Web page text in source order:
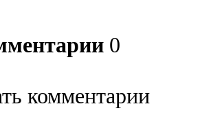
0
комментарии